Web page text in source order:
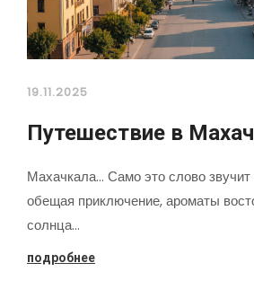
19.11.2025
Путешествие в
Махачкала... Само это слово
обещая приключение, ароматы
солнца…
подробнее